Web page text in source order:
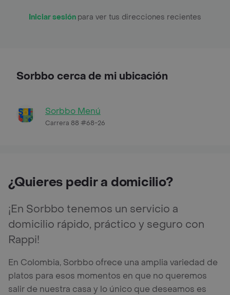
Iniciar sesión para ver tus direcciones recientes
Sorbbo cerca de mi ubicación
Sorbbo Menú
Carrera 88 #68-26
¿Quieres pedir a domicilio?
¡En Sorbbo tenemos un servicio a
domicilio rápido, práctico y seguro con
Rappi!
En Colombia, Sorbbo ofrece una amplia variedad de
platos para esos momentos en que no queremos
salir de nuestra casa y lo único que deseamos es